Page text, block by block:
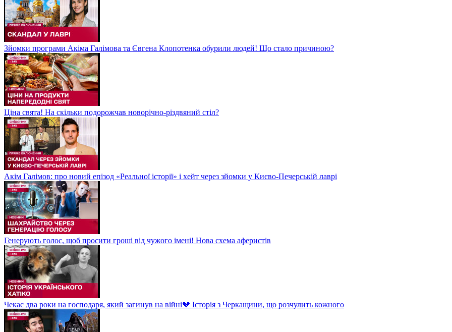
Зйомки програми Акіма Галімова та Євгена Клопотенка обурили людей! Що стало причиною?
Ціна свята! На скільки подорожчав новорічно-різдвяний стіл?
Акім Галімов: про новий епізод «Реальної історії» і хейт через зйомки у Києво-Печерській лаврі
Генерують голос, щоб просити гроші від чужого імені! Нова схема аферистів
Чекає два роки на господаря, який загинув на війні💔 Історія з Черкащини, що розчулить кожного